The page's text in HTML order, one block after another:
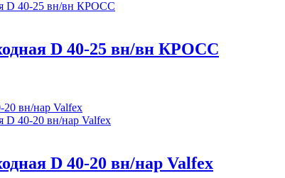
D 40-25 вн/вн КРОСС
D 40-20 вн/нар Valfex